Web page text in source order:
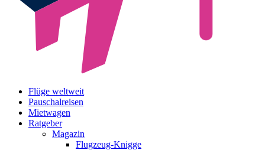
Flüge weltweit
Pauschalreisen
Mietwagen
Ratgeber
Magazin
Flugzeug-Knigge